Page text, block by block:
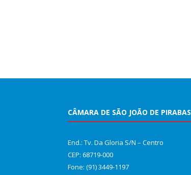
CÂMARA DE SÃO JOÃO DE PIRABAS
End.: Tv. Da Gloria S/N – Centro
CEP: 68719-000
Fone: (91) 3449-1197